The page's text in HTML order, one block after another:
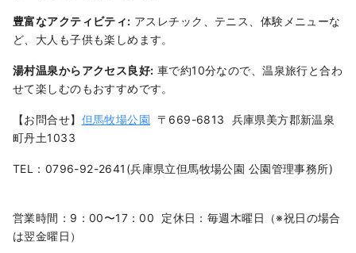
豊富なアクティビティ: アスレチック、テニス、体験メニューな
ど、大人も子供も楽しめます。
湯村温泉からアクセス良好: 車で約10分なので、温泉旅行と合わ
せて楽しむのもおすすめです。
【お問合せ】 但馬牧場公園 〒669-6813 兵庫県美方郡新温泉
町丹土1033
TEL：0796-92-2641(兵庫県立但馬牧場公園 公園管理事務所)
営業時間：9：00〜17：00 定休日：毎週木曜日（※祝日の場合
は翌金曜日）